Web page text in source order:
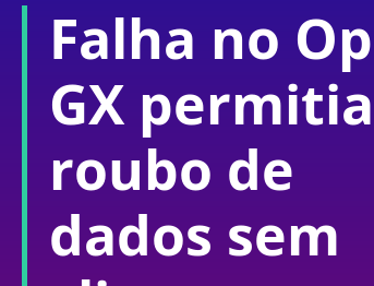
Falha no
GX permitia
roubo de
dados sem